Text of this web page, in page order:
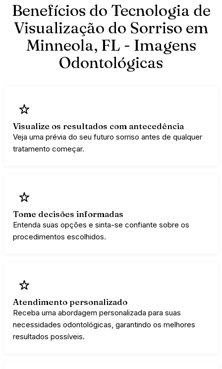
Benefícios do Tecnologia de
Visualização do Sorriso em
Minneola, FL - Imagens
Odontológicas
Visualize os resultados com antecedência
Veja uma prévia do seu futuro sorriso antes de qualquer
tratamento começar.
Tome decisões informadas
Entenda suas opções e sinta-se confiante sobre os
procedimentos escolhidos.
Atendimento personalizado
Receba uma abordagem personalizada para suas
necessidades odontológicas, garantindo os melhores
resultados possíveis.